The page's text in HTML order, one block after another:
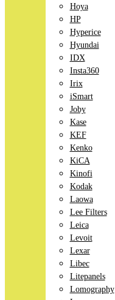
Hoya
HP
Hyperice
Hyundai
IDX
Insta360
Irix
iSmart
Joby
Kase
KEF
Kenko
KiCA
Kinofi
Kodak
Laowa
Lee Filters
Leica
Levoit
Lexar
Libec
Litepanels
Lomography